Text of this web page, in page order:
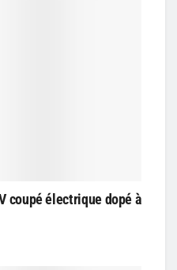
coupé électrique dopé à